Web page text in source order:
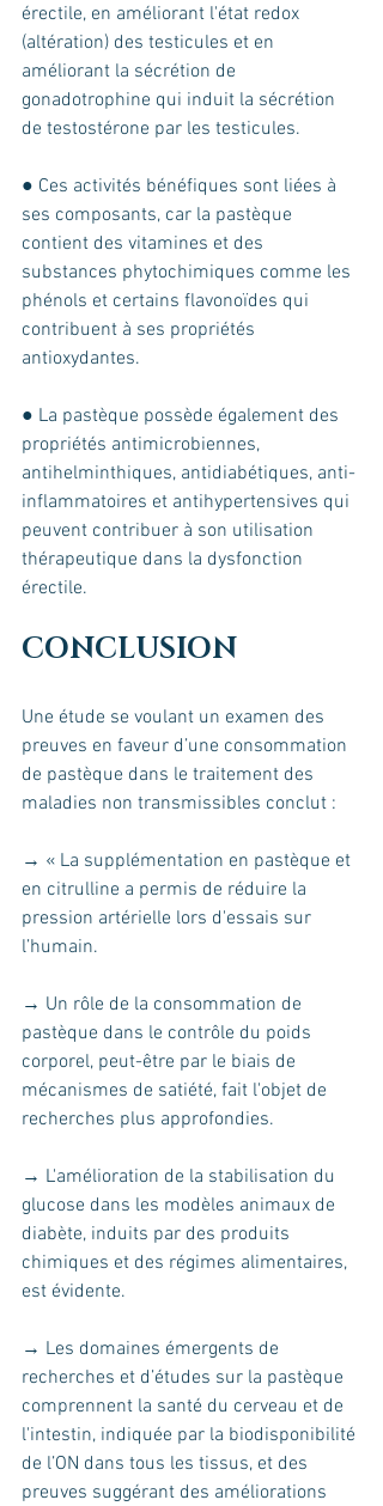
érectile, en améliorant l'état redox
(altération) des testicules et en
améliorant la sécrétion de
gonadotrophine qui induit la sécrétion
de testostérone par les testicules.
● Ces activités bénéfiques sont liées à
ses composants, car la pastèque
contient des vitamines et des
substances phytochimiques comme les
phénols et certains flavonoïdes qui
contribuent à ses propriétés
antioxydantes.
● La pastèque possède également des
propriétés antimicrobiennes,
antihelminthiques, antidiabétiques, anti-
inflammatoires et antihypertensives qui
peuvent contribuer à son utilisation
thérapeutique dans la dysfonction
érectile.
CONCLUSION
Une étude se voulant un examen des
preuves en faveur d’une consommation
de pastèque dans le traitement des
maladies non transmissibles conclut :
→ « La supplémentation en pastèque et
en citrulline a permis de réduire la
pression artérielle lors d'essais sur
l’humain.
→ Un rôle de la consommation de
pastèque dans le contrôle du poids
corporel, peut-être par le biais de
mécanismes de satiété, fait l'objet de
recherches plus approfondies.
→ L'amélioration de la stabilisation du
glucose dans les modèles animaux de
diabète, induits par des produits
chimiques et des régimes alimentaires,
est évidente.
→ Les domaines émergents de
recherches et d’études sur la pastèque
comprennent la santé du cerveau et de
l'intestin, indiquée par la biodisponibilité
de l’ON dans tous les tissus, et des
preuves suggérant des améliorations